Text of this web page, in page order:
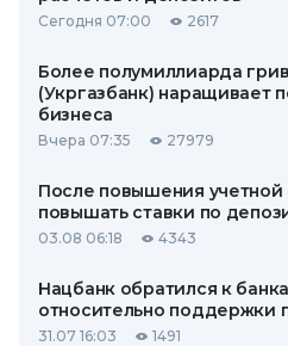
Сегодня 07:00 2617
Более полумиллиарда
(Укргазбанк) наращивает
бизнеса
Вчера 07:35 27979
После повышения учетной
повышать ставки по
03.08 06:18 4343
Нацбанк обратился к
относительно поддержки
31.07 16:03 1491